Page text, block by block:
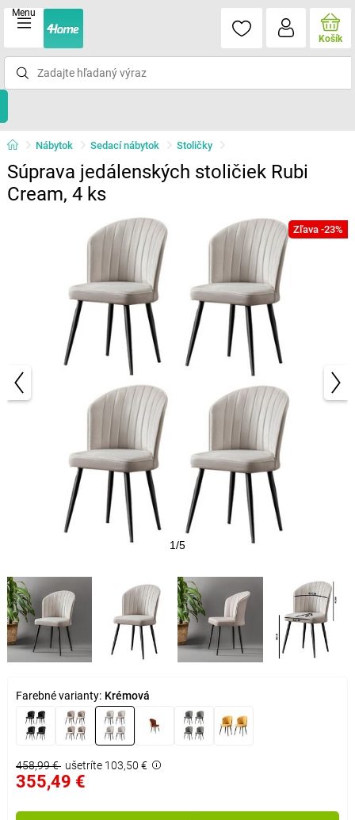
Menu
Košík
Nábytok Sedací nábytok Stoličky
Súprava jedálenských stoličiek Rubi
Cream, 4 ks
Zľava -23%
1/5
Farebné varianty: Krémová
458,99 € ušetríte 103,50 €
355,49 €